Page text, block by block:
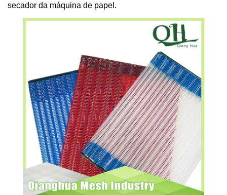
secador da máquina de papel.